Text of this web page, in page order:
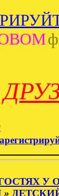
У
»